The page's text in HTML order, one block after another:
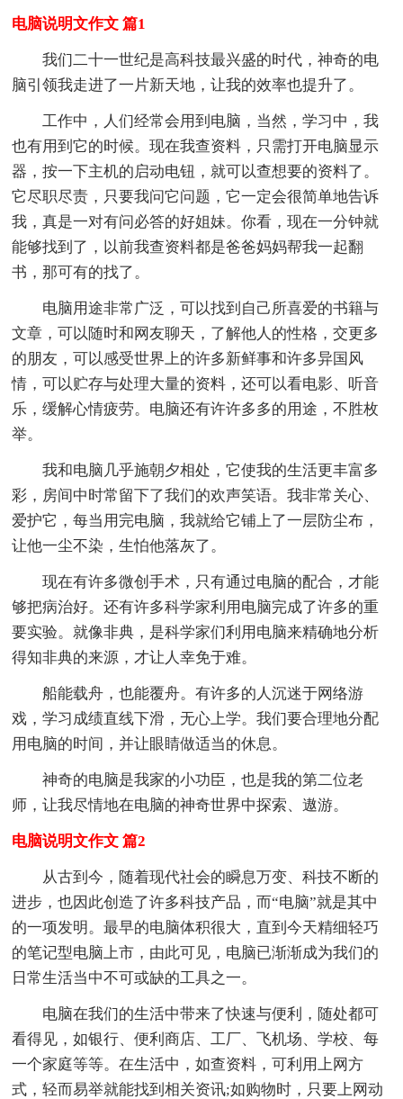
电脑说明文作文 篇1
我们二十一世纪是高科技最兴盛的时代，神奇的电
脑引领我走进了一片新天地，让我的效率也提升了。
工作中，人们经常会用到电脑，当然，学习中，我
也有用到它的时候。现在我查资料，只需打开电脑显示
器，按一下主机的启动电钮，就可以查想要的资料了。
它尽职尽责，只要我问它问题，它一定会很简单地告诉
我，真是一对有问必答的好姐妹。你看，现在一分钟就
能够找到了，以前我查资料都是爸爸妈妈帮我一起翻
书，那可有的找了。
电脑用途非常广泛，可以找到自己所喜爱的书籍与
文章，可以随时和网友聊天，了解他人的性格，交更多
的朋友，可以感受世界上的许多新鲜事和许多异国风
情，可以贮存与处理大量的资料，还可以看电影、听音
乐，缓解心情疲劳。电脑还有许许多多的用途，不胜枚
举。
我和电脑几乎施朝夕相处，它使我的生活更丰富多
彩，房间中时常留下了我们的欢声笑语。我非常关心、
爱护它，每当用完电脑，我就给它铺上了一层防尘布，
让他一尘不染，生怕他落灰了。
现在有许多微创手术，只有通过电脑的配合，才能
够把病治好。还有许多科学家利用电脑完成了许多的重
要实验。就像非典，是科学家们利用电脑来精确地分析
得知非典的来源，才让人幸免于难。
船能载舟，也能覆舟。有许多的人沉迷于网络游
戏，学习成绩直线下滑，无心上学。我们要合理地分配
用电脑的时间，并让眼睛做适当的休息。
神奇的电脑是我家的小功臣，也是我的第二位老
师，让我尽情地在电脑的神奇世界中探索、遨游。
电脑说明文作文 篇2
从古到今，随着现代社会的瞬息万变、科技不断的
进步，也因此创造了许多科技产品，而“电脑”就是其中
的一项发明。最早的电脑体积很大，直到今天精细轻巧
的笔记型电脑上市，由此可见，电脑已渐渐成为我们的
日常生活当中不可或缺的工具之一。
电脑在我们的生活中带来了快速与便利，随处都可
看得见，如银行、便利商店、工厂、飞机场、学校、每
一个家庭等等。在生活中，如查资料，可利用上网方
式，轻而易举就能找到相关资讯;如购物时，只要上网动